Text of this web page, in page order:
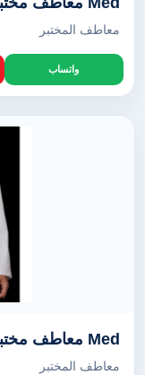
معاطف المختبر
واتساب
Med معاطف مختبر تصميم
معاطف المختبر